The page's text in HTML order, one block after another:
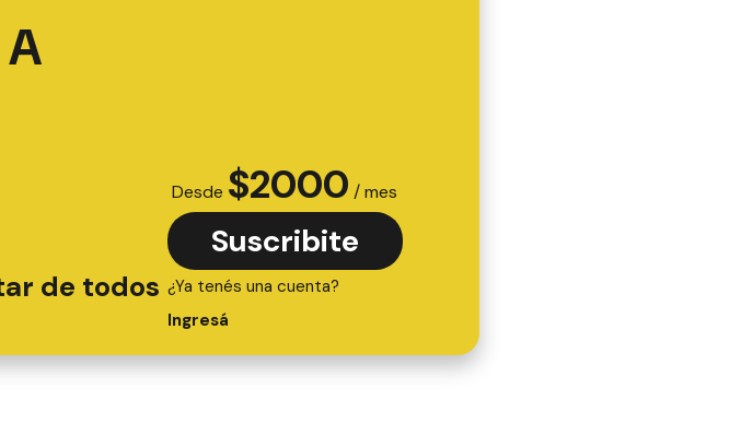
de todos
Desde $2000 / mes
Suscribite
¿Ya tenés una cuenta?
Ingresá